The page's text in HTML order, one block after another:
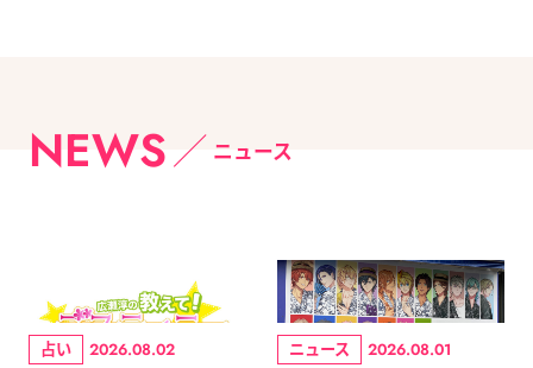
NEWS ニュース
占い 2026.08.02 ニュース 2026.08.01